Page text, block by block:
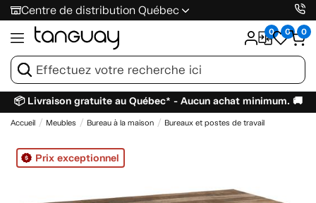
Centre de distribution Québec
0 0 0
📦 Livraison gratuite au Québec* - Aucun achat minimum. 🚚
Accueil Meubles Bureau à la maison Bureaux et postes de travail
Prix exceptionnel